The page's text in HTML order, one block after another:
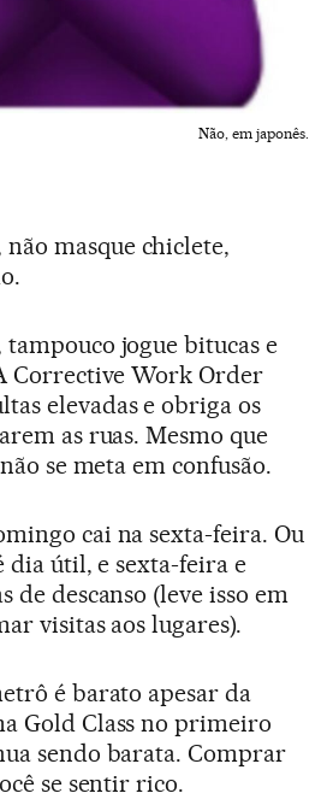
Não, em japonês.
não masque chiclete,
jogue bitucas e
Corrective Work Order
elevadas e obriga os
as ruas. Mesmo que
se meta em confusão.
cai na sexta-feira. Ou
dia útil, e sexta-feira e
de descanso (leve isso em
visitas aos lugares).
é barato apesar da
Gold Class no primeiro
sendo barata. Comprar
se sentir rico.